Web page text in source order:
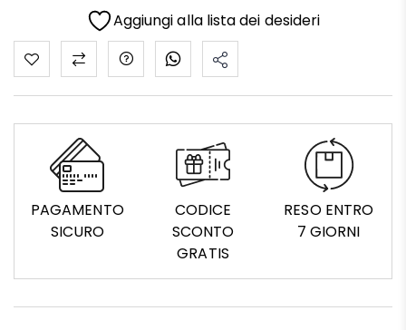
Aggiungi alla lista dei desideri
PAGAMENTO
SICURO
CODICE
SCONTO
GRATIS
RESO ENTRO
7 GIORNI